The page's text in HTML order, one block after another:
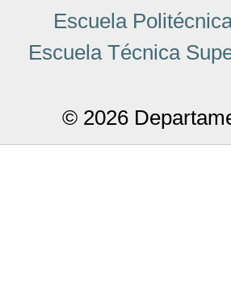
Escuela
Escuela Técnica
© 2026